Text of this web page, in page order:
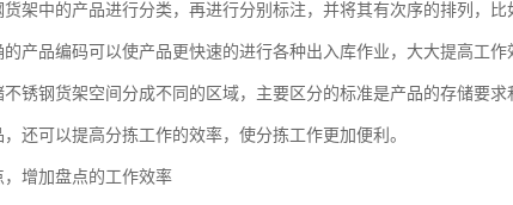
架中的产品进行分类，再进行分别标注，并将其有次序的排列，
产品编码可以使产品更快速的进行各种出入库作业，大大提高工作
锈钢货架空间分成不同的区域，主要区分的标准是产品的存储要
还可以提高分拣工作的效率，使分拣工作更加便利。
增加盘点的工作效率